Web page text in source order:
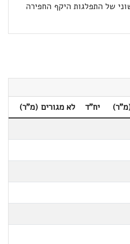
ראשוני של התפלגות היקף החפירה
יח"ד
לא מגורים (מ"ר)